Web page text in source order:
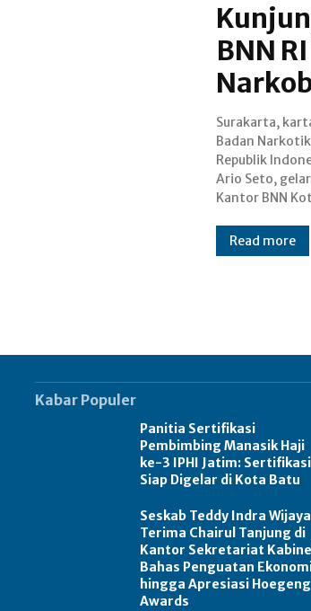
BNN
Surakarta,
Badan
Republik
Ario Seto,
Kantor BNN
berlokasi di Jalan
Surakarta,
dari laman
Humas
Read more
Kabar Populer
Panitia Sertifikasi
Pembimbing Manasik Haji
ke-3 IPHI Jatim: Sertifikasi
Siap Digelar di Kota Batu
Seskab Teddy Indra Wijaya
Terima Chairul Tanjung di
Kantor Sekretariat
Bahas Penguatan
hingga Apresiasi Hoegeng
Awards